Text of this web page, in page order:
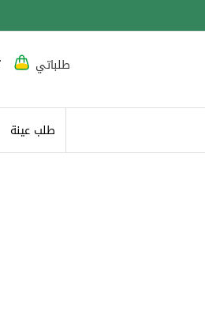
طلباتي
طلب عينة